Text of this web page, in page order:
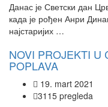
Данас је Светски дан
када је рођен Анри
најстаријих …
NOVI PROJEKTI U
POPLAVA
19. mart 2021
3115 pregleda